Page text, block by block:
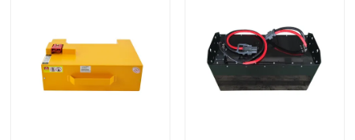
Visite d'usine
Contrôle de qualité